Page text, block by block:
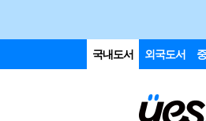
국내도서 외국도서